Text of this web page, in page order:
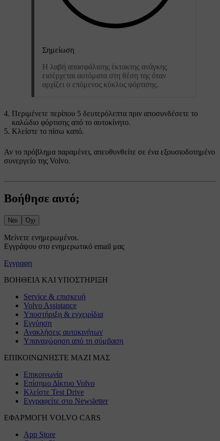
Σημείωση
Η λαβή απασφάλισης έκτακτης ανάγκης
εισέρχεται αυτόματα στη θέση της όταν
αρχίζει ο επόμενος κύκλος φόρτισης.
Περιμένετε περίπου 5 δευτερόλεπτα πριν αποσυνδέσετε το
καλώδιο φόρτισης από το αυτοκίνητο.
Κλείστε το πίσω καπό.
Αν το πρόβλημα παραμένει, απευθυνθείτε σε ένα εξουσιοδοτημένο
συνεργείο της Volvo.
Βοήθησε αυτό;
Ναι Όχι